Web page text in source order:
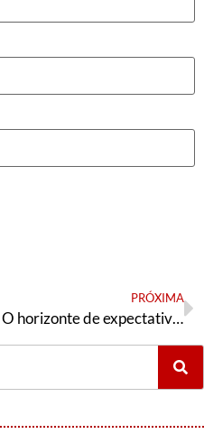
PRÓXIMA
O horizonte de expectativas e as tarefas da esquerda